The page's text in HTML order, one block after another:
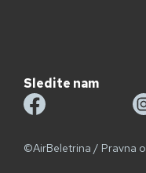
Sledite nam
©AirBeletrina / Pravna